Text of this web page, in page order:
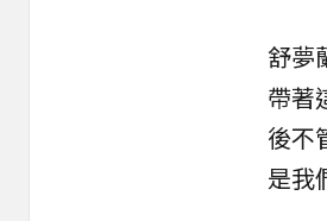
舒夢
帶著
後不
是我